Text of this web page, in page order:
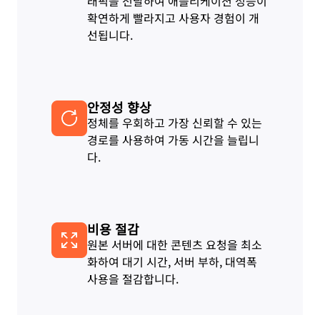
확연하게 빨라지고 사용자 경험이 개
선됩니다.
안정성 향상
정체를 우회하고 가장 신뢰할 수 있는
경로를 사용하여 가동 시간을 늘립니
다.
비용 절감
원본 서버에 대한 콘텐츠 요청을 최소
화하여 대기 시간, 서버 부하, 대역폭
사용을 절감합니다.